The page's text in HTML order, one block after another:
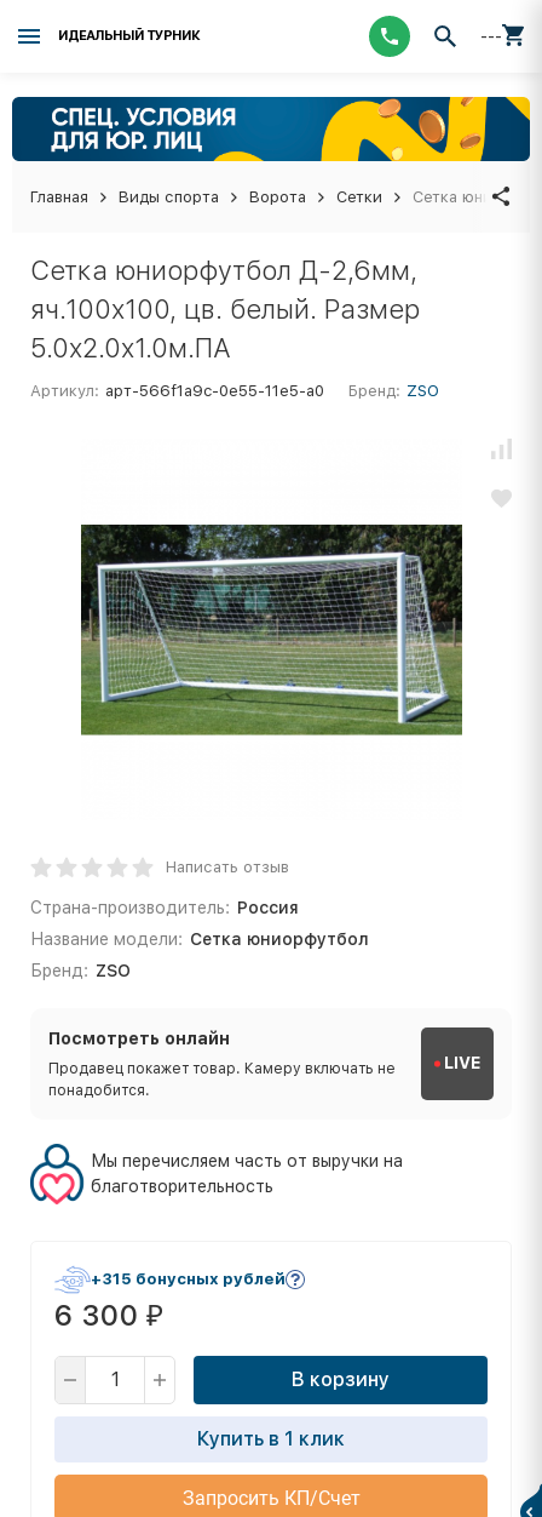
ИДЕАЛЬНЫЙ ТУРНИК ---
Главная Виды спорта Ворота Сетки Сетка
Сетка юниорфутбол Д-2,6мм,
яч.100x100, цв. белый. Размер
5.0x2.0x1.0м.ПА
Артикул: арт-566f1a9c-0e55-11e5-a0 Бренд: ZSO
Написать отзыв
Страна-производитель: Россия
Название модели: Сетка юниорфутбол
Бренд: ZSO
Посмотреть онлайн
Продавец покажет товар. Камеру включать не
понадобится.
LIVE
Мы перечисляем часть от выручки на
благотворительность
+315 бонусных рублей
6 300 ₽
В корзину
Купить в 1 клик
Запросить КП/Счет